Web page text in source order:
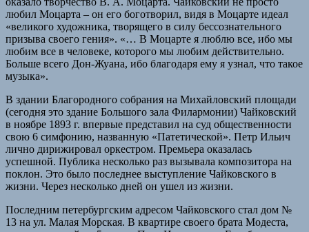
любил Моцарта – он его боготворил, видя в Моцарте идеал
«великого художника, творящего в силу бессознательного
призыва своего гения». «… В Моцарте я люблю все, ибо мы
любим все в человеке, которого мы любим действительно.
Больше всего Дон-Жуана, ибо благодаря ему я узнал, что такое
музыка».
В здании Благородного собрания на Михайловский площади
(сегодня это здание Большого зала Филармонии) Чайковский
в ноябре 1893 г. впервые представил на суд общественности
свою 6 симфонию, названную «Патетической». Петр Ильич
лично дирижировал оркестром. Премьера оказалась
успешной. Публика несколько раз вызывала композитора на
поклон. Это было последнее выступление Чайковского в
жизни. Через несколько дней он ушел из жизни.
Последним петербургским адресом Чайковского стал дом №
13 на ул. Малая Морская. В квартире своего брата Модеста,